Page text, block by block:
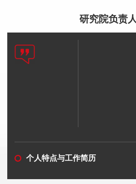
研究院负责人
个人特点与工作简历